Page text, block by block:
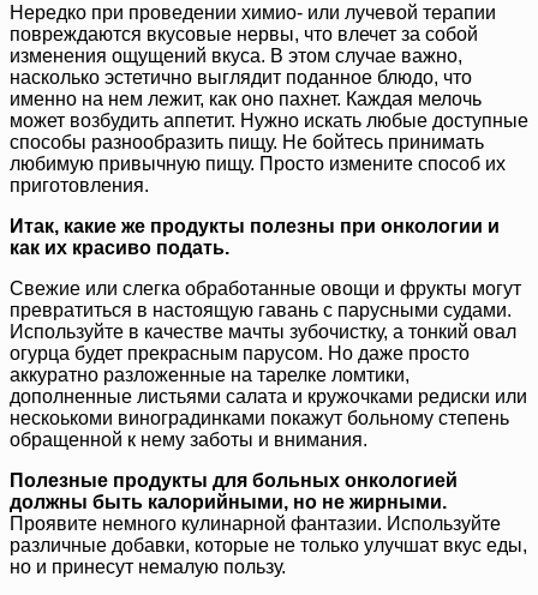
Нередко при проведении химио- или лучевой терапии
повреждаются вкусовые нервы, что влечет за собой
изменения ощущений вкуса. В этом случае важно,
насколько эстетично выглядит поданное блюдо, что
именно на нем лежит, как оно пахнет. Каждая мелочь
может возбудить аппетит. Нужно искать любые доступные
способы разнообразить пищу. Не бойтесь принимать
любимую привычную пищу. Просто измените способ их
приготовления.
Итак, какие же продукты полезны при онкологии и
как их красиво подать.
Свежие или слегка обработанные овощи и фрукты могут
превратиться в настоящую гавань с парусными судами.
Используйте в качестве мачты зубочистку, а тонкий овал
огурца будет прекрасным парусом. Но даже просто
аккуратно разложенные на тарелке ломтики,
дополненные листьями салата и кружочками редиски или
нескоькоми виноградинками покажут больному степень
обращенной к нему заботы и внимания.
Полезные продукты для больных онкологией
должны быть калорийными, но не жирными.
Проявите немного кулинарной фантазии. Используйте
различные добавки, которые не только улучшат вкус еды,
но и принесут немалую пользу.